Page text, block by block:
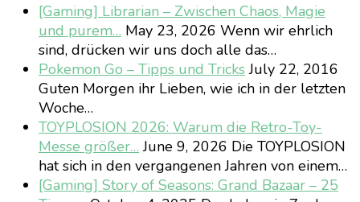
[Gaming] Librarian – Zwischen Chaos, Magie
und purem… May 23, 2026 Wenn wir ehrlich
sind, drücken wir uns doch alle das…
Pokemon Go – Tipps und TricksJuly 22, 2016
Guten Morgen ihr Lieben, wie ich in der letzten
Woche…
TOYPLOSION 2026: Warum die Retro-Toy-
Messe größer… June 9, 2026 Die TOYPLOSION
hat sich in den vergangenen Jahren von einem…
[Gaming] Story of Seasons: Grand Bazaar – 25